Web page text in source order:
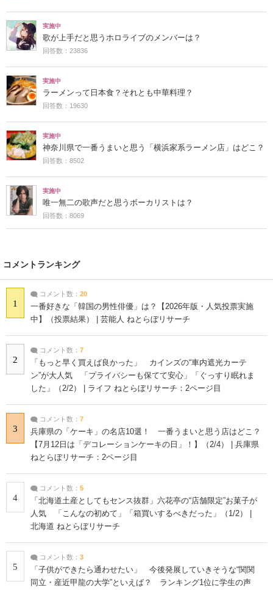
実施中
歌が上手だと思うホロライブのメンバーは？
回答数：23836
実施中
ラーメンって日本食？それとも中華料理？
回答数：19630
実施中
神奈川県で一番うまいと思う「横浜家系ラーメン店」はどこ？
回答数：8502
実施中
唯一無二の歌声だと思うボーカリストは？
回答数：8069
コメントランキング
1
コメント数： 20
一番好きな「韓国の男性俳優」は？【2026年版・人気投票実施
中】（投票結果） | 芸能人 ねとらぼリサーチ
2
コメント数： 7
「もっと早く買えば良かった」 カインズの“車内遮光カーテ
ン”が大人気 「プライバシーも保てて安心」「ぐっすり眠れま
した」（2/2） | ライフ ねとらぼリサーチ：2ページ目
3
コメント数： 7
兵庫県の「ケーキ」の名店10選！ 一番うまいと思う店はどこ？
【7月12日は「デコレーションケーキの日」！】（2/4） | 兵庫県
ねとらぼリサーチ：2ページ目
4
コメント数： 5
「北海道土産としてもセンス抜群」六花亭の“店舗限定”お菓子が
人気 「こんなの初めて」「箱買いするべきだった」（1/2） |
北海道 ねとらぼリサーチ
5
コメント数： 3
「子供ができたら通わせたい」 今後発展していきそうな“関関
同立・産近甲龍の大学”といえば？ ランキング1位に学生の声